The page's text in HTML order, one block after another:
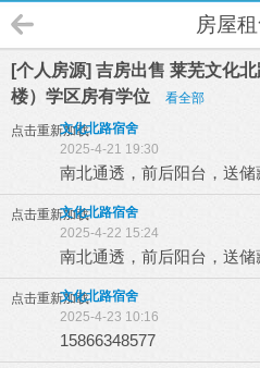
房屋
[个人房源] 吉房出售 莱芜文化
楼）学区房有学位
看全部
点击重新加载文化北路宿舍
2025-4-21 19:30
南北通透，前后阳台，送储
点击重新加载文化北路宿舍
2025-4-22 15:24
南北通透，前后阳台，送储
点击重新加载文化北路宿舍
2025-4-23 10:16
15866348577